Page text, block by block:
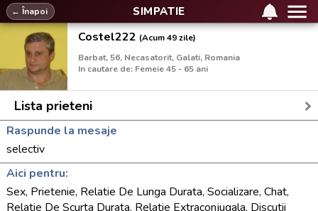
SIMPATIE
← Înapoi
Costel222 (Acum 49 zile)
Barbat, 56, Necasatorit, Galati, Romania
In cautare de: Femeie 45 - 65 ani
Lista prieteni
Raspunde la mesaje
selectiv
Aici pentru:
Sex, Prietenie, Relatie De Lunga Durata, Socializare, Chat,
Relatie De Scurta Durata, Relatie Extraconjugala, Discutii